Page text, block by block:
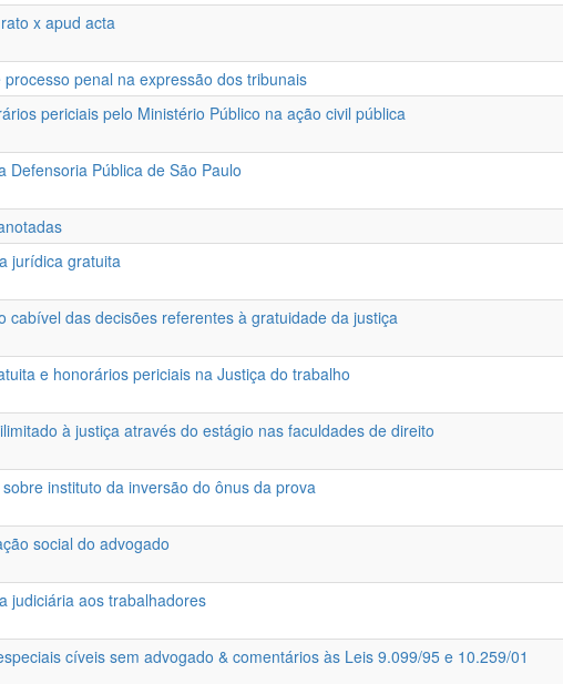
x apud acta
processo penal na expressão dos tribunais
periciais pelo Ministério Público na ação civil pública
Defensoria Pública de São Paulo
jurídica gratuita
cabível das decisões referentes à gratuidade da justiça
e honorários periciais na Justiça do trabalho
à justiça através do estágio nas faculdades de direito
instituto da inversão do ônus da prova
social do advogado
judiciária aos trabalhadores
cíveis sem advogado & comentários às Leis 9.099/95 e 10.259/01